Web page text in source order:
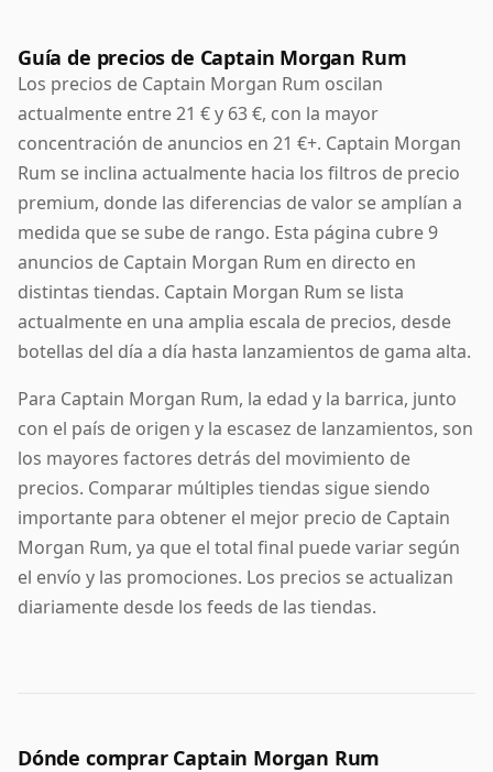
Guía de precios de Captain Morgan Rum
Los precios de Captain Morgan Rum oscilan
actualmente entre 21 € y 63 €, con la mayor
concentración de anuncios en 21 €+. Captain Morgan
Rum se inclina actualmente hacia los filtros de precio
premium, donde las diferencias de valor se amplían a
medida que se sube de rango. Esta página cubre 9
anuncios de Captain Morgan Rum en directo en
distintas tiendas. Captain Morgan Rum se lista
actualmente en una amplia escala de precios, desde
botellas del día a día hasta lanzamientos de gama alta.
Para Captain Morgan Rum, la edad y la barrica, junto
con el país de origen y la escasez de lanzamientos, son
los mayores factores detrás del movimiento de
precios. Comparar múltiples tiendas sigue siendo
importante para obtener el mejor precio de Captain
Morgan Rum, ya que el total final puede variar según
el envío y las promociones. Los precios se actualizan
diariamente desde los feeds de las tiendas.
Dónde comprar Captain Morgan Rum